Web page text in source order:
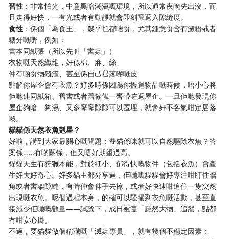
習性 ：非常怕光，中意黑暗潮濕嘅環境，所以通常夜晚先出沒，而
且走得好快，一有光或者有動靜就會即刻竄返入隙縫度。
食性 ：係個「為食王」，幾乎乜都啱食，尤其鍾意食含有澱粉或者
糖分嘅嘢，例如：
書本同紙張（所以先叫「書蟲」）
衣物嘅天然纖維，好似棉、麻、絲
仲有啲食物殘渣、甚至係自己褪落嚟嘅皮
點解你屋企會有衣魚？好多時係因為你搬運物品嘅時候，唔小心將
佢哋連同紙箱、舊書或者舊傢俬一齊帶咗返屋企。一旦佢哋發現你
屋企夠暗、夠濕、又多窿窿隙隙可以匿埋，就會好不客氣咁定居落
嚟。
貓貓係天然衣魚剋星？
好啦，講到大家最關心嘅問題：養貓係咪就可以自然驅除衣魚？答
案係……有啲關係，但又唔好期望過高。
貓貓天生有狩獵本能，對於細小、郁得快嘅物件（包括衣魚）會產
生好大好奇心。好多貓主都分享過，佢哋嘅貓貓會好專注咁盯住牆
角或者書架隙縫，有時仲會伸手去撩，或者好快速咁追住一隻突然
出現嘅衣魚。呢個過程本身，的確可以騷擾到衣魚嘅活動，甚至直
接減少佢哋嘅數量——試諗下，成日被隻「龐然大物」追蹤，點都
冇咁安心掛。
不過，要貓貓做個稱職嘅「滅蟲專員」，就有幾個不穩定因素：